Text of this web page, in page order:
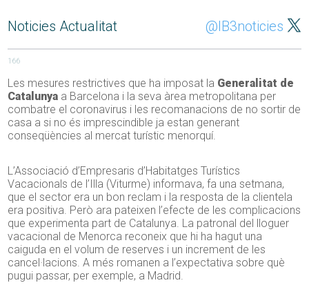
Noticies Actualitat @IB3noticies
166
Les mesures restrictives que ha imposat la Generalitat de
Catalunya a Barcelona i la seva àrea metropolitana per
combatre el coronavirus i les recomanacions de no sortir de
casa a si no és imprescindible ja estan generant
conseqüències al mercat turístic menorquí.
L’Associació d’Empresaris d’Habitatges Turístics
Vacacionals de l’Illa (Viturme) informava, fa una setmana,
que el sector era un bon reclam i la resposta de la clientela
era positiva. Però ara pateixen l’efecte de les complicacions
que experimenta part de Catalunya. La patronal del lloguer
vacacional de Menorca reconeix que hi ha hagut una
caiguda en el volum de reserves i un increment de les
cancel·lacions. A més romanen a l’expectativa sobre què
pugui passar, per exemple, a Madrid.